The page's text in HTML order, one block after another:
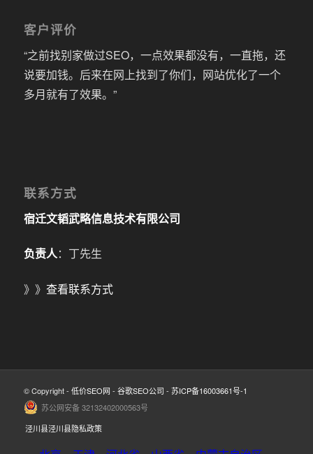
客户评价
“之前找别家做过SEO，一点效果都没有，一直拖，还
说要加钱。后来在网上找到了你们，网站优化了一个
多月就有了效果。”
联系方式
宿迁文韬武略信息技术有限公司
负责人：丁先生
》》 查看联系方式
© Copyright - 低价SEO网 - 谷歌SEO公司 - 苏ICP备16003661号-1
苏公网安备 32132402000563号
泾川县泾川县隐私政策